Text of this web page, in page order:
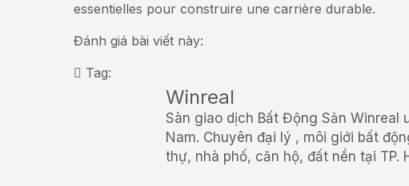
essentielles pour construire une carrière durable.
Đánh giá bài viết này:
Tag:
Winreal
Sàn giao dịch Bất Động Sản Winreal
Nam. Chuyên đại lý , môi giới bất
thự, nhà phố, căn hộ, đất nền tại TP.